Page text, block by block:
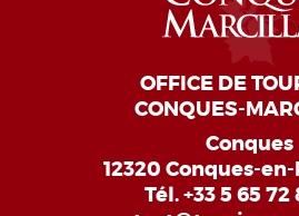
OFFICE DE
CONQUES-
Conques
12320 Conques-
Tél.+33 5 65